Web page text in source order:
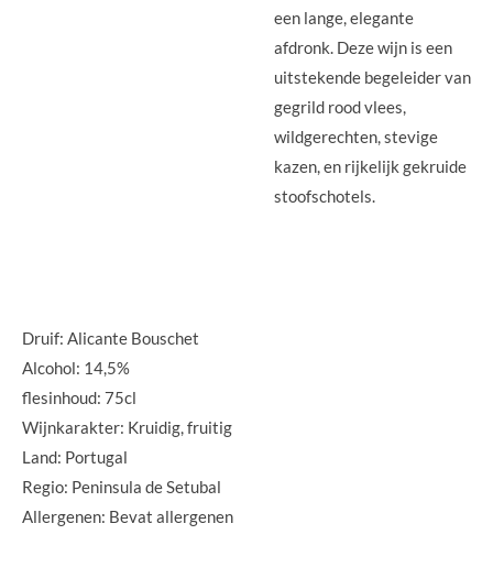
een lange, elegante
afdronk. Deze wijn is een
uitstekende begeleider van
gegrild rood vlees,
wildgerechten, stevige
kazen, en rijkelijk gekruide
stoofschotels.
Druif: Alicante Bouschet
Alcohol: 14,5%
flesinhoud: 75cl
Wijnkarakter: Kruidig, fruitig
Land: Portugal
Regio: Peninsula de Setubal
Allergenen: Bevat allergenen